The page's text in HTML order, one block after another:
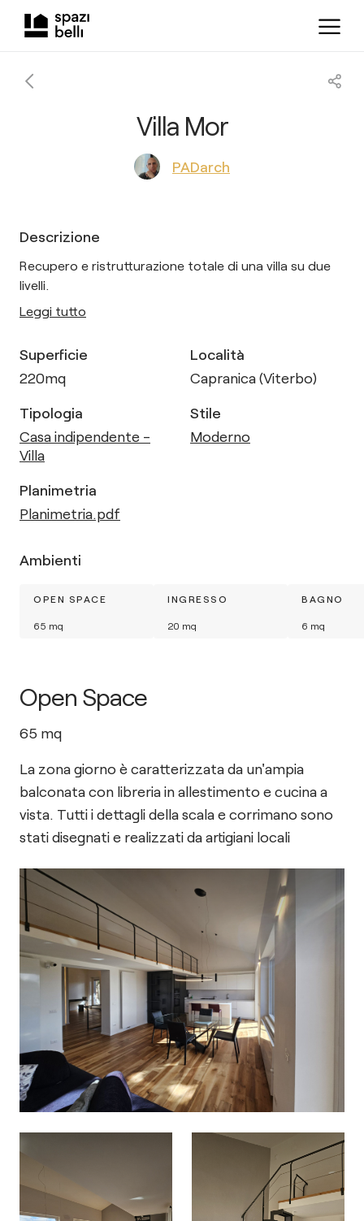
Villa Mor
PADarch
Descrizione
Recupero e ristrutturazione totale di una villa su due
livelli.
Leggi tutto
Superficie
220mq
Località
Capranica (Viterbo)
Tipologia
Casa indipendente -
Villa
Stile
Moderno
Planimetria
Planimetria.pdf
Ambienti
OPEN SPACE
65 mq
INGRESSO
20 mq
BAGNO
6 mq
Open Space
65 mq
La zona giorno è caratterizzata da un'ampia
balconata con libreria in allestimento e cucina a
vista. Tutti i dettagli della scala e corrimano sono
stati disegnati e realizzati da artigiani locali